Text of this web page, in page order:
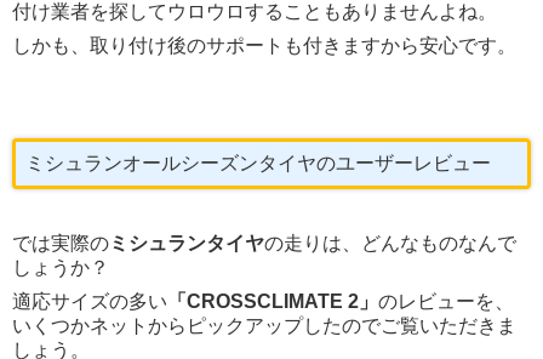
付け業者を探してウロウロすることもありませんよね。
しかも、取り付け後のサポートも付きますから安心です。
ミシュランオールシーズンタイヤのユーザーレビュー
では実際のミシュランタイヤの走りは、どんなものなんで
しょうか？
適応サイズの多い 「CROSSCLIMATE 2」 のレビューを、
いくつかネットからピックアップしたのでご覧いただきま
しょう。